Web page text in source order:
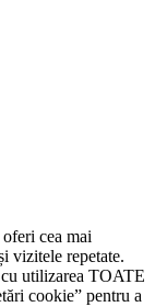
cea mai
vizitele repetate.
utilizarea TOATE
cookie” pentru a